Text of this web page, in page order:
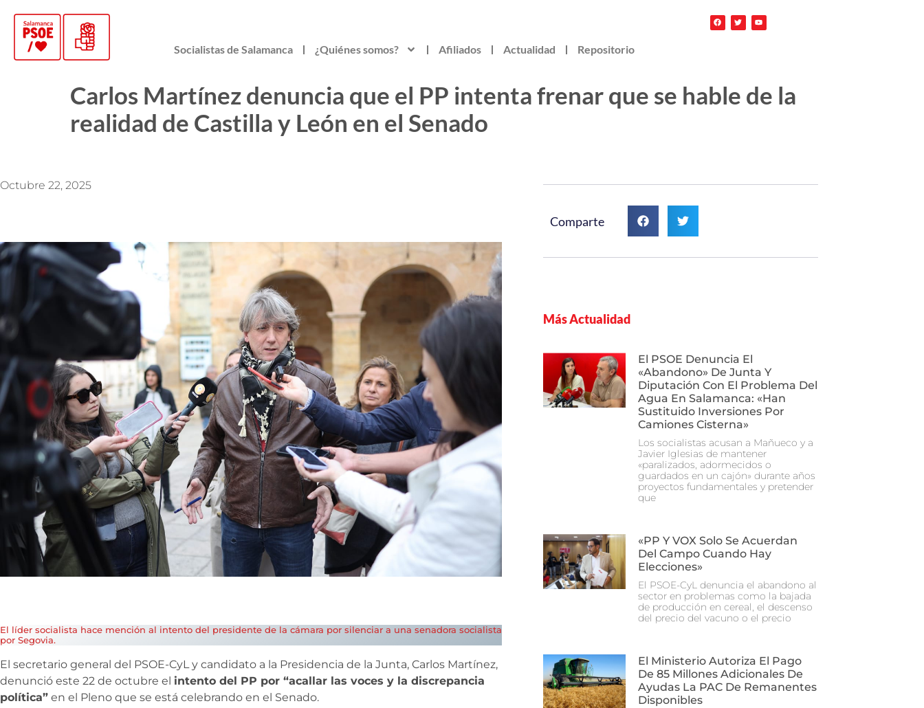
Socialistas de Salamanca ¿Quiénes somos? Afiliados Actualidad Repositorio
Carlos Martínez denuncia que el PP intenta frenar que se hable de la
realidad de Castilla y León en el Senado
Octubre 22, 2025
El líder socialista hace mención al intento del presidente de la cámara por silenciar a una senadora socialista
por Segovia.
El secretario general del PSOE-CyL y candidato a la Presidencia de la Junta, Carlos Martínez,
denunció este 22 de octubre el intento del PP por “acallar las voces y la discrepancia
política” en el Pleno que se está celebrando en el Senado.
Comparte
Más Actualidad
El PSOE Denuncia El
«abandono» De Junta Y
Diputación Con El Problema Del
Agua En Salamanca: «Han
Sustituido Inversiones Por
Camiones Cisterna»
Los socialistas acusan a Mañueco y a
Javier Iglesias de mantener
«paralizados, adormecidos o
guardados en un cajón» durante años
proyectos fundamentales y pretender
que
«PP Y VOX Solo Se Acuerdan
Del Campo Cuando Hay
Elecciones»
El PSOE-CyL denuncia el abandono al
sector en problemas como la bajada
de producción en cereal, el descenso
del precio del vacuno o el precio
El Ministerio Autoriza El Pago
De 85 Millones Adicionales De
Ayudas La PAC De Remanentes
Disponibles